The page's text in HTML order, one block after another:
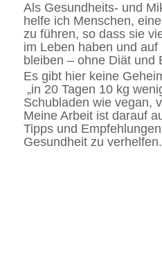
Als Gesundheits- und
helfe ich Menschen,
zu führen, so dass sie
im Leben haben und
bleiben – ohne Diät und
Es gibt hier keine
„in 20 Tagen 10 kg
Schubladen wie vegan,
Meine Arbeit ist darauf
Tipps und
Gesundheit zu verhelfen.